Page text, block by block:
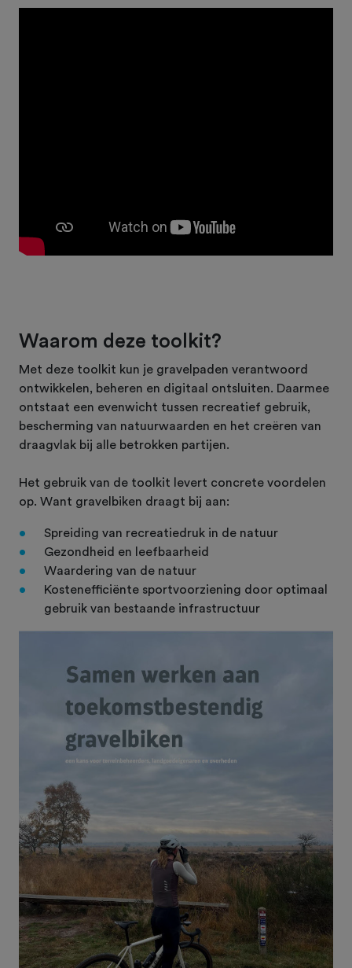
Waarom deze toolkit?
Met deze toolkit kun je gravelpaden verantwoord
ontwikkelen, beheren en digitaal ontsluiten. Daarmee
ontstaat een evenwicht tussen recreatief gebruik,
bescherming van natuurwaarden en het creëren van
draagvlak bij alle betrokken partijen.
Het gebruik van de toolkit levert concrete voordelen
op. Want gravelbiken draagt bij aan:
Spreiding van recreatiedruk in de natuur
Gezondheid en leefbaarheid
Waardering van de natuur
Kostenefficiënte sportvoorziening door optimaal
gebruik van bestaande infrastructuur